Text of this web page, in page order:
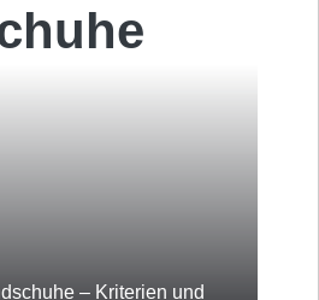
– Kriterien und